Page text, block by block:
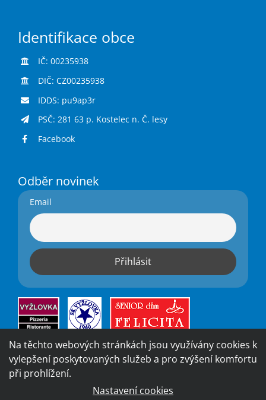
Identifikace obce
IČ: 00235938
DIČ: CZ00235938
IDDS: pu9ap3r
PSČ: 281 63 p. Kostelec n. Č. lesy
Facebook
Odběr novinek
Email
Na těchto webových stránkách jsou využívány cookies k
vylepšení poskytovaných služeb a pro zvýšení komfortu
při prohlížení.
Nastavení cookies